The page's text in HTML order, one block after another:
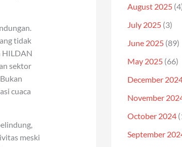
tidak
HILDAN
sektor
cuaca
meski
August 2025
July 2025 (3)
June 2025 (89)
May 2025 (66)
December
November
October 2024
September